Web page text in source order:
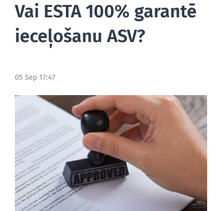
PĀRBAUDĪT ESTA STATUSU
Vai ESTA 100% garantē
ieceļošanu ASV?
05 Sep 17:47